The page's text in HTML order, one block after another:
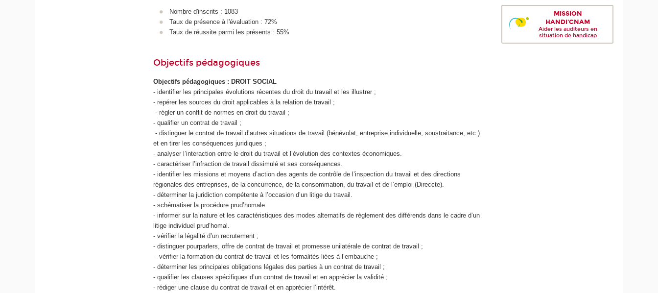
Nombre d'inscrits : 1083
Taux de présence à l'évaluation : 72%
Taux de réussite parmi les présents : 55%
Objectifs pédagogiques
Objectifs pédagogiques : DROIT SOCIAL
- identifier les principales évolutions récentes du droit du travail et les illustrer ;
- repérer les sources du droit applicables à la relation de travail ;
- régler un conflit de normes en droit du travail ;
- qualifier un contrat de travail ;
- distinguer le contrat de travail d’autres situations de travail (bénévolat, entreprise individuelle, soustraitance, etc.)
et en tirer les conséquences juridiques ;
- analyser l’interaction entre le droit du travail et l’évolution des contextes économiques.
- caractériser l’infraction de travail dissimulé et ses conséquences.
- identifier les missions et moyens d’action des agents de contrôle de l’inspection du travail et des directions
régionales des entreprises, de la concurrence, de la consommation, du travail et de l’emploi (Direccte).
- déterminer la juridiction compétente à l’occasion d’un litige du travail.
- schématiser la procédure prud’homale.
- informer sur la nature et les caractéristiques des modes alternatifs de règlement des différends dans le cadre d’un
litige individuel prud’homal.
- vérifier la légalité d’un recrutement ;
- distinguer pourparlers, offre de contrat de travail et promesse unilatérale de contrat de travail ;
- vérifier la formation du contrat de travail et les formalités liées à l’embauche ;
- déterminer les principales obligations légales des parties à un contrat de travail ;
- qualifier les clauses spécifiques d’un contrat de travail et en apprécier la validité ;
- rédiger une clause du contrat de travail et en apprécier l’intérêt.
MISSION
HANDI'CNAM
Aider les auditeurs en
situation de handicap